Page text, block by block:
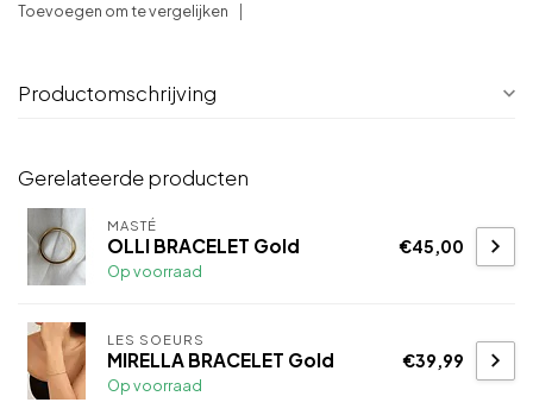
Toevoegen om te vergelijken
Productomschrijving
Gerelateerde producten
MASTÉ
OLLI BRACELET Gold
Op voorraad
€45,00
LES SOEURS
MIRELLA BRACELET Gold
Op voorraad
€39,99